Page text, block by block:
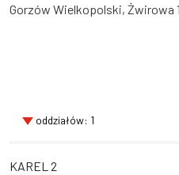
Gorzów Wielkopolski, Żwirowa
oddziałów: 1
KAREL 2